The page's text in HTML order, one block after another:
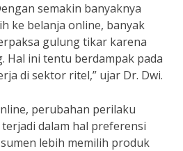
semakin banyaknya
ke belanja online, banyak
gulung tikar karena
Hal ini tentu berdampak pada
di sektor ritel,” ujar Dr. Dwi.
perubahan perilaku
dalam hal preferensi
lebih memilih produk